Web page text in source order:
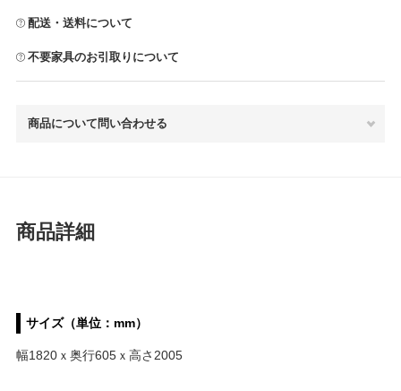
配送・送料について
不要家具のお引取りについて
商品について問い合わせる
商品詳細
サイズ（単位：mm）
幅1820ｘ奥行605ｘ高さ2005